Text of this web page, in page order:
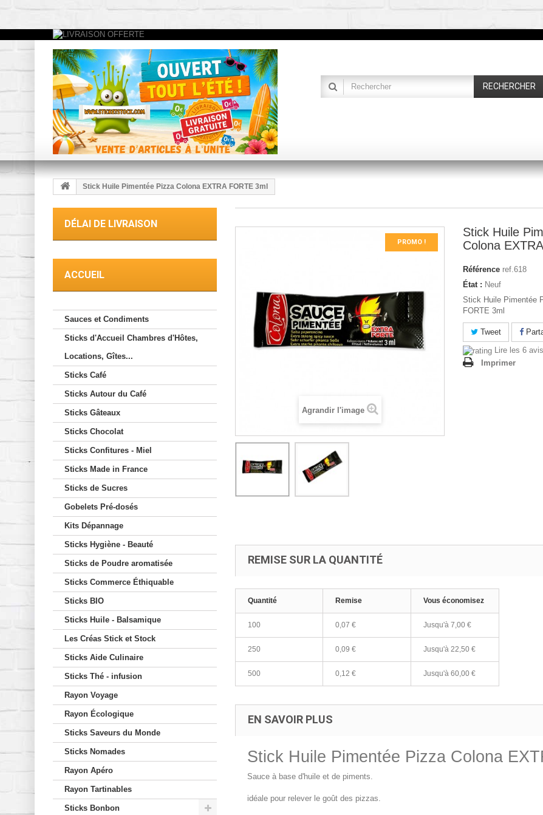
RECHERCHER
Stick Huile Pimentée Pizza Colona EXTRA FORTE 3ml
DÉLAI DE LIVRAISON
ACCUEIL
Sauces et Condiments
Sticks d'Accueil Chambres d'Hôtes,
Locations, Gîtes...
Sticks Café
Sticks Autour du Café
Sticks Gâteaux
Sticks Chocolat
Sticks Confitures - Miel
Sticks Made in France
Sticks de Sucres
Gobelets Pré-dosés
Kits Dépannage
Sticks Hygiène - Beauté
Sticks de Poudre aromatisée
Sticks Commerce Éthiquable
Sticks BIO
Sticks Huile - Balsamique
Les Créas Stick et Stock
Sticks Aide Culinaire
Sticks Thé - infusion
Rayon Voyage
Rayon Écologique
Sticks Saveurs du Monde
Sticks Nomades
Rayon Apéro
Rayon Tartinables
Sticks Bonbon
PROMO !
Agrandir l'image
Stick Huile
Colona
Référence ref.618
État : Neuf
Stick Huile Pimentée
FORTE 3ml
Tweet
Lire les 6 avis
Imprimer
REMISE SUR LA QUANTITÉ
Quantité Remise Vous économisez
100 0,07 € Jusqu'à 7,00 €
250 0,09 € Jusqu'à 22,50 €
500 0,12 € Jusqu'à 60,00 €
EN SAVOIR PLUS
Stick Huile Pimentée Pizza Colona
Sauce à base d'huile et de piments.
idéale pour relever le goût des pizzas.